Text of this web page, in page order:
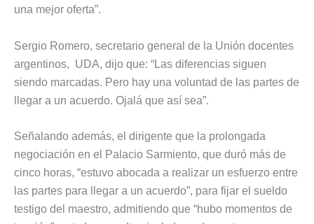
una mejor oferta”.
Sergio Romero, secretario general de la Unión docentes
argentinos, UDA, dijo que: “Las diferencias siguen
siendo marcadas. Pero hay una voluntad de las partes de
llegar a un acuerdo. Ojalá que así sea”.
Señalando además, el dirigente que la prolongada
negociación en el Palacio Sarmiento, que duró más de
cinco horas, “estuvo abocada a realizar un esfuerzo entre
las partes para llegar a un acuerdo”, para fijar el sueldo
testigo del maestro, admitiendo que “hubo momentos de